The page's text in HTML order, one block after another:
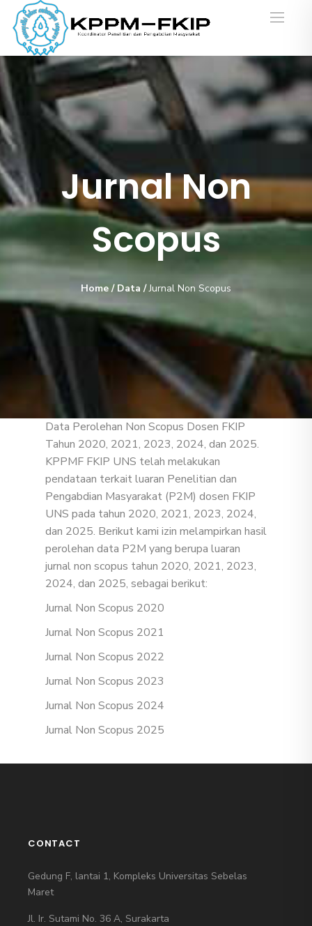
Jurnal Non
Scopus
Home / Data /Jurnal Non Scopus
Data Perolehan Non Scopus Dosen FKIP
Tahun 2020, 2021, 2023, 2024, dan 2025.
KPPMF FKIP UNS telah melakukan
pendataan terkait luaran Penelitian dan
Pengabdian Masyarakat (P2M) dosen FKIP
UNS pada tahun 2020, 2021, 2023, 2024,
dan 2025. Berikut kami izin melampirkan hasil
perolehan data P2M yang berupa luaran
jurnal non scopus tahun 2020, 2021, 2023,
2024, dan 2025, sebagai berikut:
Jurnal Non Scopus 2020
Jurnal Non Scopus 2021
Jurnal Non Scopus 2022
Jurnal Non Scopus 2023
Jurnal Non Scopus 2024
Jurnal Non Scopus 2025
CONTACT
Gedung F, lantai 1, Kompleks Universitas Sebelas
Maret
Jl. Ir. Sutami No. 36 A, Surakarta